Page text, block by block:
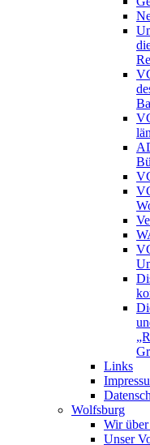
Links
Wolfsburg
Wir
Unser